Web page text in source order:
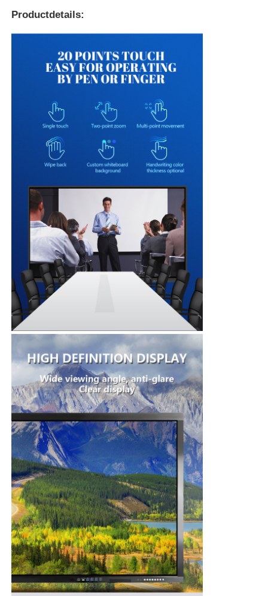
Intelligent Bord
Conferentie Interactief Vlak Comité
Productdetails: